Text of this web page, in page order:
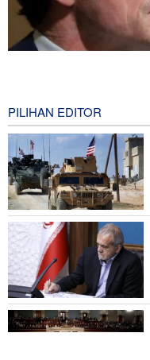
Hulu Ledak Manuver dan
Kualitatif Rudal Kheibar
Zolghadr: Selat Hormuz
Perilaku—Ini 6 Syaratnya!
Norouzi: Jurnalis Berdiri di
Opini Publik
Menhan Pakistan:
Melawan Zionis Urgen
PILIHAN EDITOR